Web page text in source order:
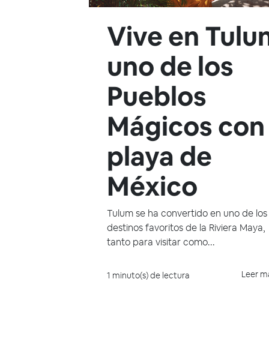
Vive en
uno de los
Pueblos
Mágicos con
playa de
México
Tulum se ha convertido en uno de los
destinos favoritos de la Riviera Maya,
tanto para visitar como...
1 minuto(s) de lectura Leer